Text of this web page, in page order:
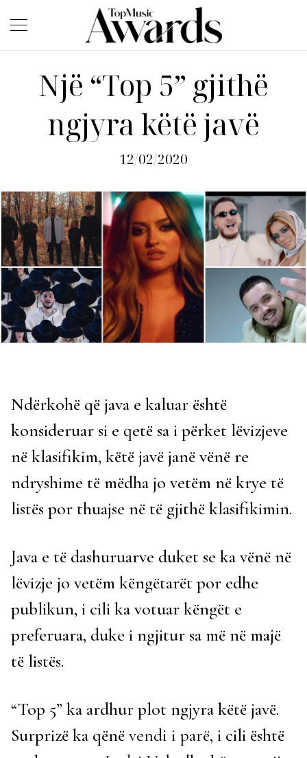
Një “Top 5” gjithë
ngjyra këtë javë
12/02/2020
Ndërkohë që java e kaluar është
konsideruar si e qetë sa i përket lëvizjeve
në klasifikim, këtë javë janë vënë re
ndryshime të mëdha jo vetëm në krye të
listës por thuajse në të gjithë klasifikimin.
Java e të dashuruarve duket se ka vënë në
lëvizje jo vetëm këngëtarët por edhe
publikun, i cili ka votuar këngët e
preferuara, duke i ngjitur sa më në majë
të listës.
“Top 5” ka ardhur plot ngjyra këtë javë.
Surprizë ka qënëvendi i parë, i cili është